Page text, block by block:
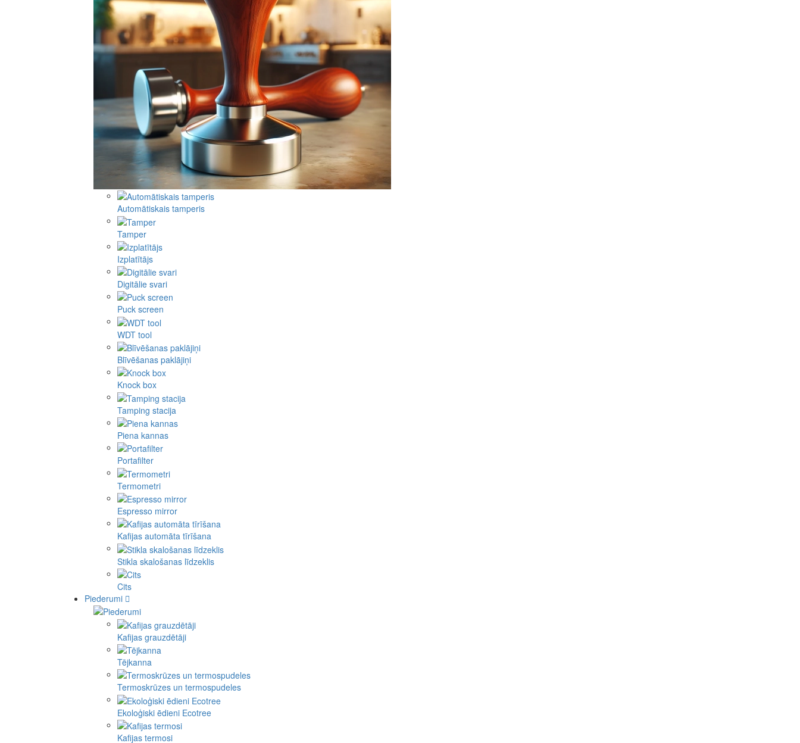
Automātiskais tamperis
Tamper
Izplatītājs
Digitālie svari
Puck screen
WDT tool
Blīvēšanas paklājiņi
Knock box
Tamping stacija
Piena kannas
Portafilter
Termometri
Espresso mirror
Kafijas automāta tīrīšana
Stikla skalošanas līdzeklis
Cits
Piederumi
Kafijas grauzdētāji
Tējkanna
Termoskrūzes un termospudeles
Ekoloģiski ēdieni Ecotree
Kafijas termosi